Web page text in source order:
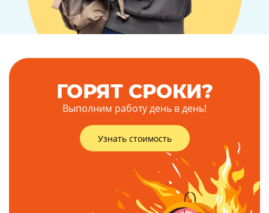
ГОРЯТ СРОКИ?
Выполним работу день в день!
Узнать стоимость